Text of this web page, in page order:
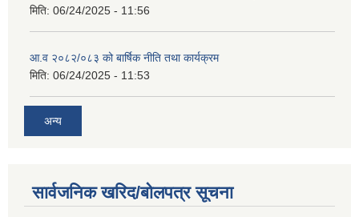
मिति: 06/24/2025 - 11:56
आ.व २०८२/०८३ को बार्षिक नीति तथा कार्यक्रम
मिति: 06/24/2025 - 11:53
अन्य
सार्वजनिक खरिद/बोलपत्र सूचना